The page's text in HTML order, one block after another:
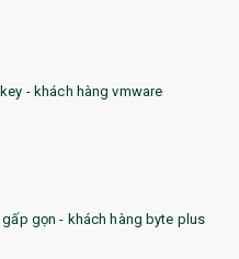
- khách hàng vmware
gọn - khách hàng byte plus